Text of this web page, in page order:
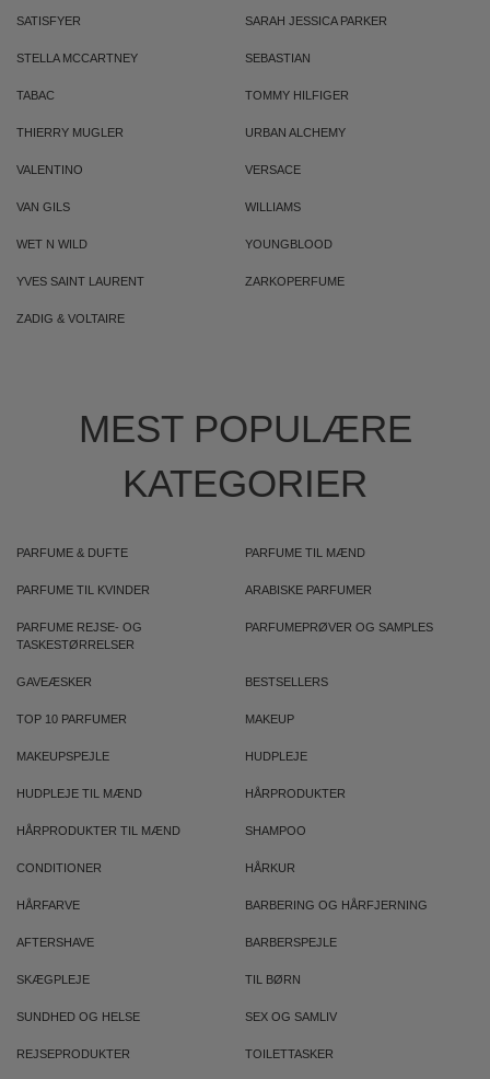
SATISFYER SARAH JESSICA PARKER
STELLA MCCARTNEY SEBASTIAN
TABAC TOMMY HILFIGER
THIERRY MUGLER URBAN ALCHEMY
VALENTINO VERSACE
VAN GILS WILLIAMS
WET N WILD YOUNGBLOOD
YVES SAINT LAURENT ZARKOPERFUME
ZADIG & VOLTAIRE
MEST POPULÆRE
KATEGORIER
PARFUME & DUFTE PARFUME TIL MÆND
PARFUME TIL KVINDER ARABISKE PARFUMER
PARFUME REJSE- OG
TASKESTØRRELSER
PARFUMEPRØVER OG SAMPLES
GAVEÆSKER BESTSELLERS
TOP 10 PARFUMER MAKEUP
MAKEUPSPEJLE HUDPLEJE
HUDPLEJE TIL MÆND HÅRPRODUKTER
HÅRPRODUKTER TIL MÆND SHAMPOO
CONDITIONER HÅRKUR
HÅRFARVE BARBERING OG HÅRFJERNING
AFTERSHAVE BARBERSPEJLE
SKÆGPLEJE TIL BØRN
SUNDHED OG HELSE SEX OG SAMLIV
REJSEPRODUKTER TOILETTASKER